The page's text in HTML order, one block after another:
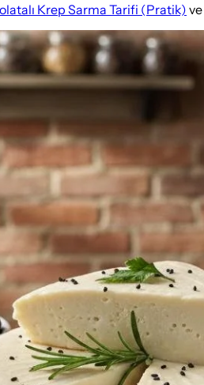
Krep Sarma Tarifi (Pratik) ve